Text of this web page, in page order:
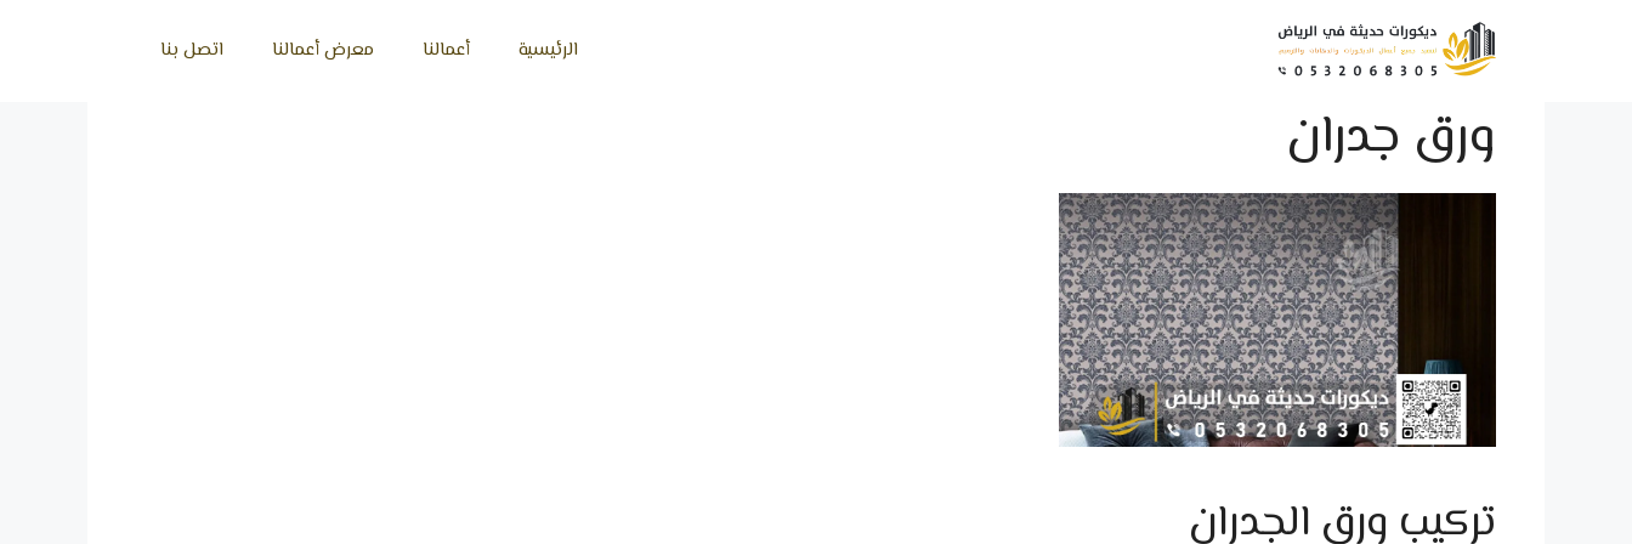
الرئيسية أعمالنا معرض أعمالنا اتصل بنا
ورق جدران
تركيب ورق الجدران